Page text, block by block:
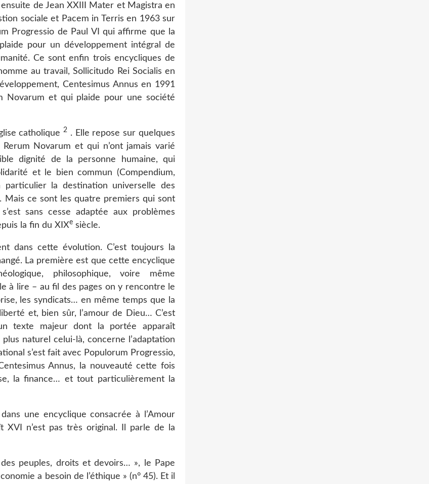
de Jean XXIII Mater et Magistra en
sociale et Pacem in Terris en 1963 sur
Progressio de Paul VI qui affirme que la
pour un développement intégral de
Ce sont enfin trois encycliques de
au travail, Sollicitudo Rei Socialis en
Centesimus Annus en 1991
Novarum et qui plaide pour une société
catholique2 . Elle repose sur quelques
Novarum et qui n’ont jamais varié
dignité de la personne humaine, qui
et le bien commun (Compendium,
particulier la destination universelle des
Mais ce sont les quatre premiers qui sont
sans cesse adaptée aux problèmes
la fin du XIXe siècle.
dans cette évolution. C’est toujours la
La première est que cette encyclique
philosophique, voire même
à lire – au fil des pages on y rencontre le
les syndicats… en même temps que la
et, bien sûr, l’amour de Dieu… C’est
texte majeur dont la portée apparaît
naturel celui-là, concerne l’adaptation
s’est fait avec Populorum Progressio,
Annus, la nouveauté cette fois
la finance… et tout particulièrement la
une encyclique consacrée à l’Amour
n’est pas très original. Il parle de la
peuples, droits et devoirs… », le Pape
a besoin de l’éthique » (n° 45). Et il